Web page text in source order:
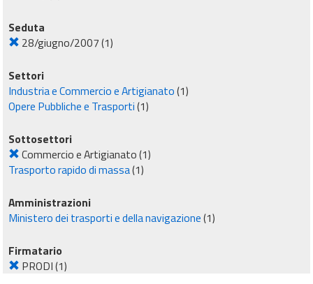
Seduta
28/giugno/2007(1)
Settori
Industria e Commercio e Artigianato(1)
Opere Pubbliche e Trasporti(1)
Sottosettori
Commercio e Artigianato(1)
Trasporto rapido di massa(1)
Amministrazioni
Ministero dei trasporti e della navigazione(1)
Firmatario
PRODI(1)